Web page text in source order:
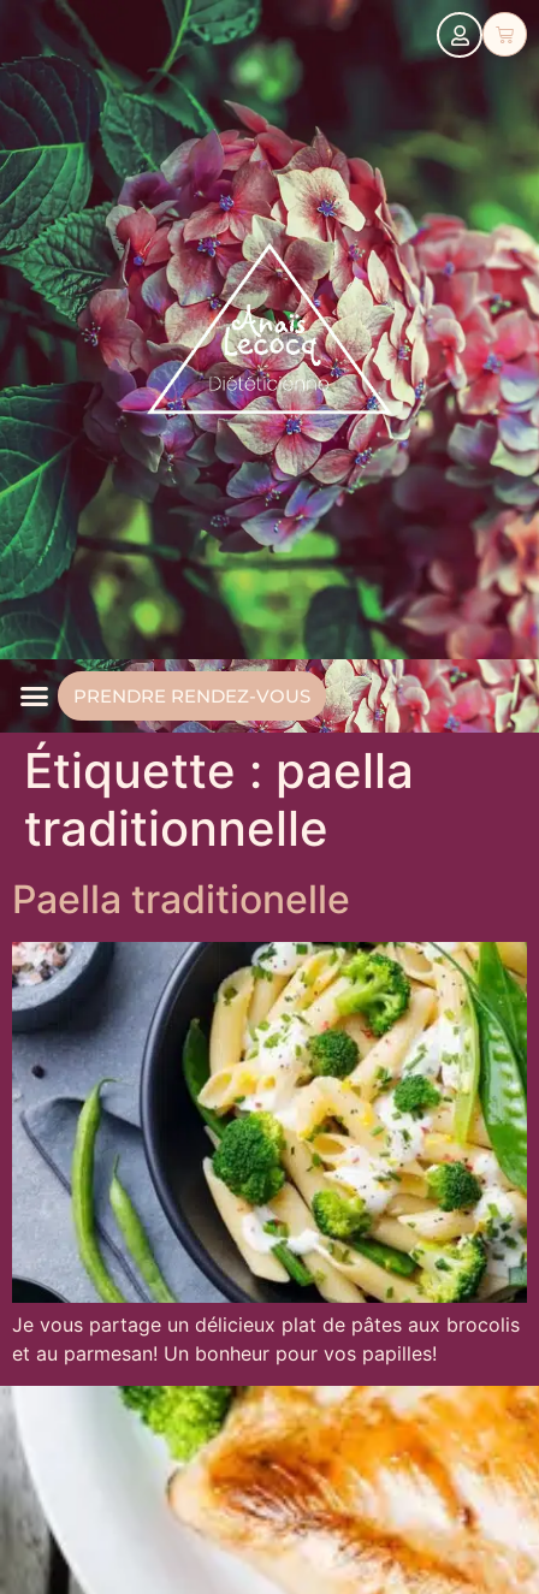
PRENDRE RENDEZ-VOUS
Étiquette : paella
traditionnelle
Paella traditionelle
Je vous partage un délicieux plat de pâtes aux brocolis
et au parmesan! Un bonheur pour vos papilles!